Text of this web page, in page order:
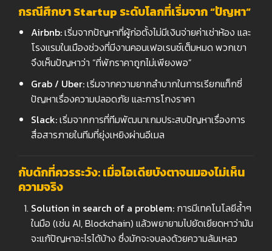
กรณีศึกษา Startup ระดับโลกที่เริ่มจาก “ปัญหา”
Airbnb:เริ่มจากปัญหาที่ผู้ก่อตั้งไม่มีเงินจ่ายค่าเช่าห้อง และ
โรงแรมในเมืองช่วงที่มีงานคอนเฟอเรนซ์เต็มหมด พวกเขา
จึงเห็นปัญหาว่า “ที่พักราคาถูกไม่เพียงพอ”
Grab / Uber:เริ่มจากความยากลำบากในการเรียกแท็กซี่
ปัญหาเรื่องความปลอดภัย และการโกงราคา
Slack:เริ่มจากการที่ทีมพัฒนาเกมประสบปัญหาเรื่องการ
สื่อสารภายในทีมที่ยุ่งเหยิงผ่านอีเมล
กับดักที่ควรระวัง: เมื่อไอเดียบังตาจนมองไม่เห็น
ความจริง
Solution in search of a problem:การมีเทคโนโลยีล้ำๆ
ในมือ (เช่น AI, Blockchain) แล้วพยายามไปยัดเยียดหาว่ามัน
จะแก้ปัญหาอะไรได้บ้าง ซึ่งมักจะจบลงด้วยความล้มเหลว